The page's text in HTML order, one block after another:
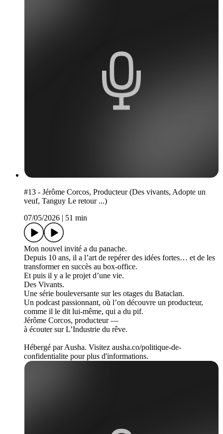
#13 - Jérôme Corcos, Producteur (Des vivants, Adopte un
veuf, Tanguy Le retour ...)
07/05/2026 | 51 min
Mon nouvel invité a du panache.
Depuis 10 ans, il a l’art de repérer des idées fortes… et de les
transformer en succès au box-office.
Et puis il y a le projet d’une vie.
Des Vivants.
Une série bouleversante sur les otages du Bataclan.
Un podcast passionnant, où l’on découvre un producteur,
comme il le dit lui-même, qui a du pif.
Jérôme Corcos, producteur —
à écouter sur L’Industrie du rêve.
Hébergé par Ausha. Visitez ausha.co/politique-de-
confidentialite pour plus d'informations.